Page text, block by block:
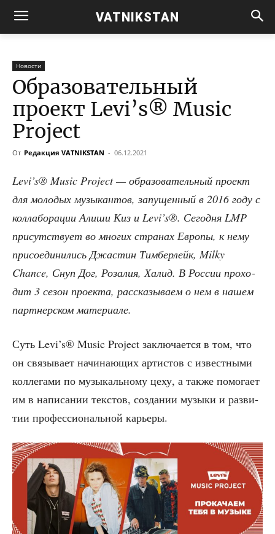
VATNIKSTAN
Новости
Образовательный
проект Levi’s® Music
Project
От Редакция VATNIKSTAN - 06.12.2021
Levi’s® Music Project — обра­зо­ва­тель­ный про­ект
для моло­дых музы­кан­тов, запу­щен­ный в 2016 году с
кол­ла­бо­ра­ции Али­ши Киз и Levi’s®. Сего­дня LMP
при­сут­ству­ет во мно­гих стра­нах Евро­пы, к нему
при­со­еди­ни­лись Джа­стин Тимберлейк, Milky
Chance, Снуп Дог, Роза­лия, Халид. В Рос­сии про­хо­
дит 3 сезон про­ек­та, рас­ска­зы­ва­ем о нем в нашем
парт­нер­ском материале.
Суть Levi’s® Music Project заклю­ча­ет­ся в том, что
он свя­зы­ва­ет начи­на­ю­щих арти­стов с извест­ны­ми
кол­ле­га­ми по музы­каль­но­му цеху, а так­же помо­га­ет
им в напи­са­нии тек­стов, созда­нии музы­ки и раз­ви­
тии про­фес­си­о­наль­ной карьеры.